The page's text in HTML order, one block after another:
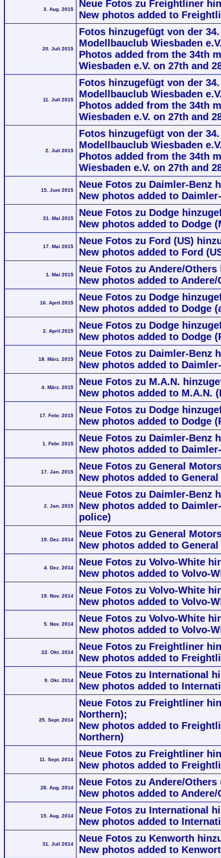
3. Aug. 2015
Neue Fotos zu Freightliner
New photos added to
20. Juli 2015
Fotos hinzugefügt von der
Modellbauclub Wiesbaden
Photos added from the 34th
Wiesbaden e.V. on 27th and
11. Juli 2015
Fotos hinzugefügt von der
Modellbauclub Wiesbaden
Photos added from the 34th
Wiesbaden e.V. on 27th and
2. Juli 2015
Fotos hinzugefügt von der
Modellbauclub Wiesbaden
Photos added from the 34th
Wiesbaden e.V. on 27th and
15. Juni 2015
Neue Fotos zu Daimler-Benz
New photos added to
31. Mai 2015
Neue Fotos zu Dodge
New photos added to Dodge
17. Mai 2015
Neue Fotos zu Ford (US)
New photos added to Ford
1. Mai 2015
Neue Fotos zu Andere/
New photos added to
16. April 2015
Neue Fotos zu Dodge
New photos added to Dodge
2. April 2015
Neue Fotos zu Dodge
New photos added to Dodge
18. März. 2015
Neue Fotos zu Daimler-Benz
New photos added to
4. März. 2015
Neue Fotos zu M.A.N.
New photos added to M.A.N.
17. Febr. 2015
Neue Fotos zu Dodge
New photos added to Dodge
1. Febr. 2015
Neue Fotos zu Daimler-Benz
New photos added to
17. Jan. 2015
Neue Fotos zu General
New photos added to
2. Jan. 2015
Neue Fotos zu Daimler-Benz
New photos added to
police)
19. Dez. 2014
Neue Fotos zu General
New photos added to
4. Dez. 2014
Neue Fotos zu Volvo-White
New photos added to Volvo-
19. Nov. 2014
Neue Fotos zu Volvo-White
New photos added to Volvo-
5. Nov. 2014
Neue Fotos zu Volvo-White
New photos added to Volvo-
22. Okt. 2014
Neue Fotos zu Freightliner
New photos added to
9. Okt. 2014
Neue Fotos zu International
New photos added to
25. Sept. 2014
Neue Fotos zu Freightliner
Northern);
New photos added to
Northern)
11. Sept. 2014
Neue Fotos zu Freightliner
New photos added to
28. Aug. 2014
Neue Fotos zu Andere/
New photos added to
15. Aug. 2014
Neue Fotos zu International
New photos added to
31. Juli 2014
Neue Fotos zu Kenworth
New photos added to